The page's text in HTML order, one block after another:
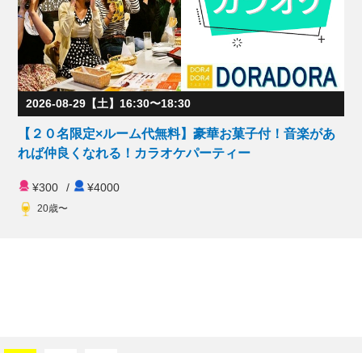
2026-08-29【土】16:30〜18:30
【２０名限定×ルーム代無料】豪華お菓子付！音楽があ
れば仲良くなれる！カラオケパーティー
¥300 / ¥4000
20歳〜